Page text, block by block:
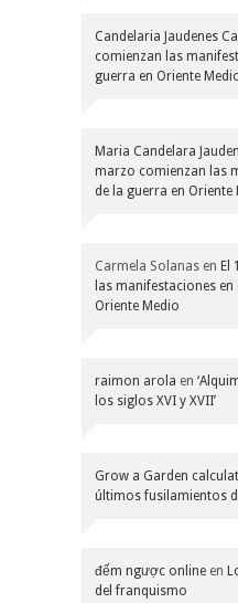
Candelaria Jaudenes
comienzan las
guerra en Oriente
Maria Candelara
marzo comienzan las
de la guerra en Oriente
Carmela Solanas en El
las manifestaciones
Oriente Medio
raimon arola en
los siglos XVI y XVII’
Grow a Garden
últimos fusilamientos
đếm ngược online en
del franquismo